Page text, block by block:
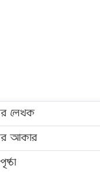
লেখক
আকার